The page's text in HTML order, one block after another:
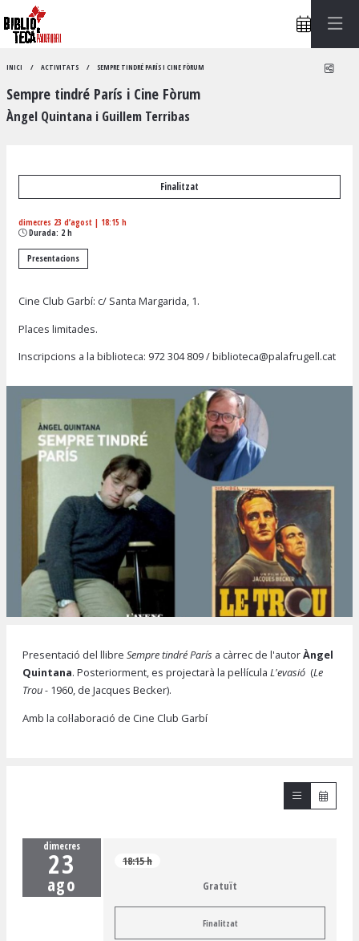
INICI ACTIVITATS SEMPRE TINDRÉ PARÍS I CINE FÒRUM
Sempre tindré París i Cine Fòrum
Àngel Quintana i Guillem Terribas
Finalitzat
dimecres 23 d’agost | 18:15 h
Durada: 2 h
Presentacions
Cine Club Garbí: c/ Santa Margarida, 1.
Places limitades.
Inscripcions a la biblioteca: 972 304 809/biblioteca@palafrugell.cat
Presentació del llibre Sempre tindré París a càrrec de l'autorÀngel
Quintana. Posteriorment, es projectarà la pel·lícula L'evasió (Le
Trou - 1960, de Jacques Becker).
Amb la col·laboració de Cine Club Garbí
dimecres
23
ago
18:15 h
Gratuït
Finalitzat